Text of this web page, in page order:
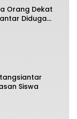
Orang Dekat
Diduga
Siswa